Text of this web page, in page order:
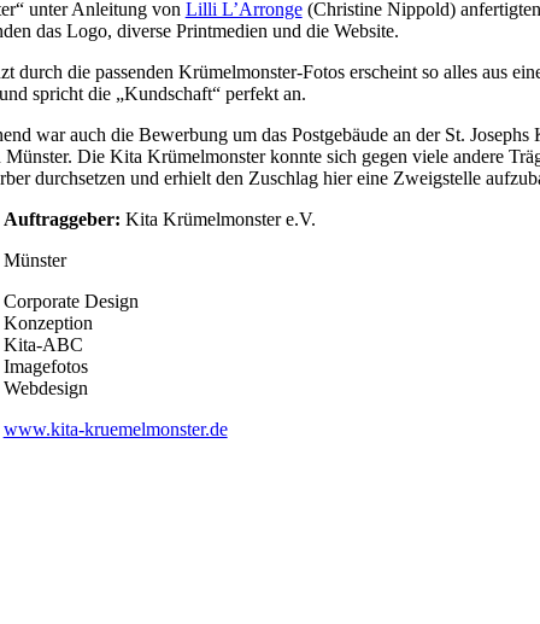
unter Anlei­tung von Lil­li L’Ar­ron­ge(Chris­ti­ne Nip­pold)
das Logo, diver­se Print­me­di­en und die Website.
durch die pas­sen­den Krü­­mel­­mons­­ter-Fotos erscheint so alles aus
spricht die „Kund­schaft“ per­fekt an.
war auch die Bewer­bung um das Post­ge­bäu­de an der St.
Müns­ter. Die Kita Krü­mel­mons­ter konn­te sich gegen vie­le ande­re
durch­set­zen und erhielt den Zuschlag hier eine Zweig­stel­le
Auf­trag­ge­ber: Kita Krü­mel­mons­ter e.V.
Müns­ter
Cor­po­ra­te Design
Konzeption
Kita-ABC
Imagefotos
Webdesign
www.kita-kruemelmonster.de